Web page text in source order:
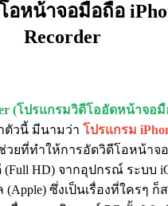
อหน้าจอมือถือ
Recorder
(โปรแกรมวิดีโออัดหน้าจอมื
ตัวนี้ มีนามว่า โปรแกรม
วยที่ทำให้การอัดวิดีโอหน้าจ
(Full HD) จากอุปกรณ์ ระบบ
ซึ่งเป็นเรื่องที่ใครๆ ก็